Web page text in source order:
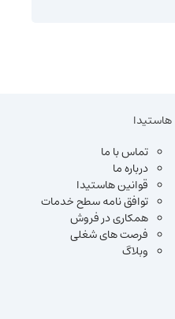
هاستیدا
تماس با ما
درباره ما
قوانین هاستیدا
توافق نامه سطح خدمات
همکاری در فروش
فرصت های شغلی
وبلاگ